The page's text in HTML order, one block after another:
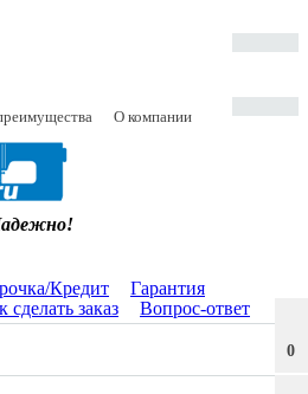
О компании
0
Кредит
Гарантия
сделать заказ Вопрос-ответ